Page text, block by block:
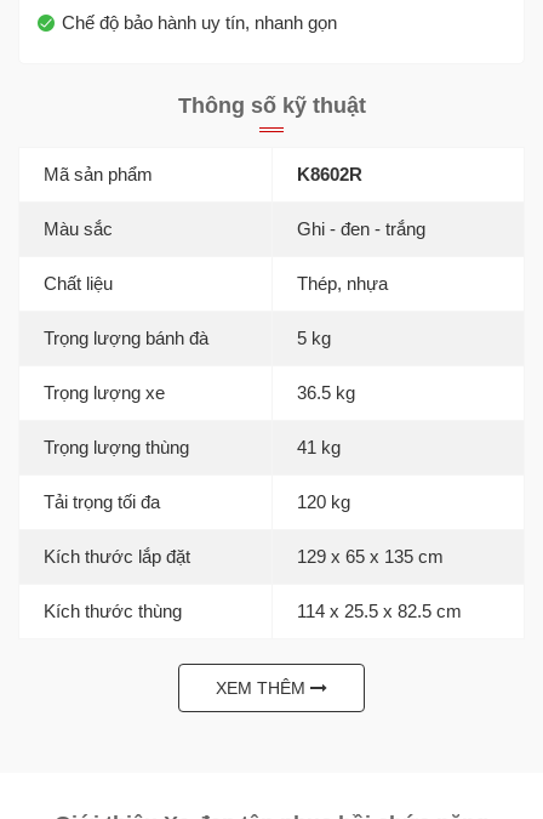
Chế độ bảo hành uy tín, nhanh gọn
Thông số kỹ thuật
Mã sản phẩm K8602R
Màu sắc Ghi - đen - trắng
Chất liệu Thép, nhựa
Trọng lượng bánh đà 5 kg
Trọng lượng xe 36.5 kg
Trọng lượng thùng 41 kg
Tải trọng tối đa 120 kg
Kích thước lắp đặt 129 x 65 x 135 cm
Kích thước thùng 114 x 25.5 x 82.5 cm
XEM THÊM